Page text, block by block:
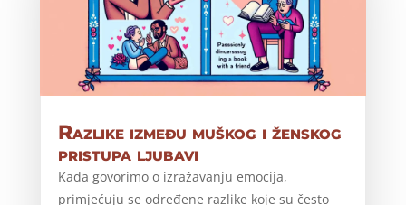
Razlike između muškog i ženskog
pristupa ljubavi
Kada govorimo o izražavanju emocija,
primjećuju se određene razlike koje su često